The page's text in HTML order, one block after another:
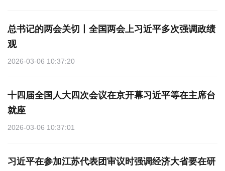
总书记的两会关切丨全国两会上习近平多次强调政绩
观
2026-03-06 10:37:20
十四届全国人大四次会议在京开幕习近平等在主席台
就座
2026-03-06 10:37:01
习近平在参加江苏代表团审议时强调经济大省要在研